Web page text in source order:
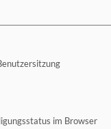
im Browser